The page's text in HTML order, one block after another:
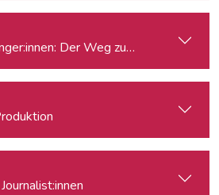
Der Weg zum eigenen